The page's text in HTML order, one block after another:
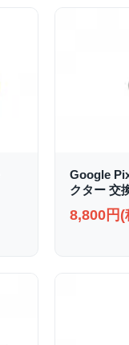
Google
クター 交
8,800円(